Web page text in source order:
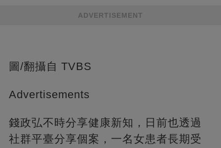
ADVERTISEMENT
圖/翻攝自 TVBS
Advertisements
錢政弘不時分享健康新知，日前也透過
社群平臺分享個案，一名女患者長期受